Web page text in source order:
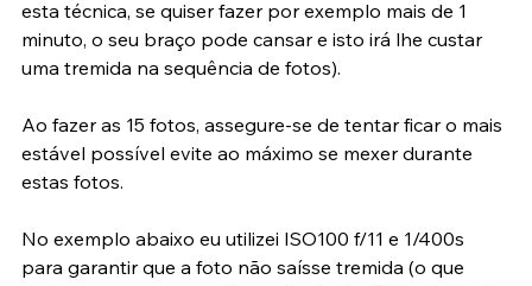
entanto atente-se ao fato de que há limitações para
esta técnica, se quiser fazer por exemplo mais de 1
minuto, o seu braço pode cansar e isto irá lhe custar
Ao fazer as 15 fotos, assegure-se de tentar ficar o mais
estável possível evite ao máximo se mexer durante
No exemplo abaixo eu utilizei ISO100 f/11 e 1/400s